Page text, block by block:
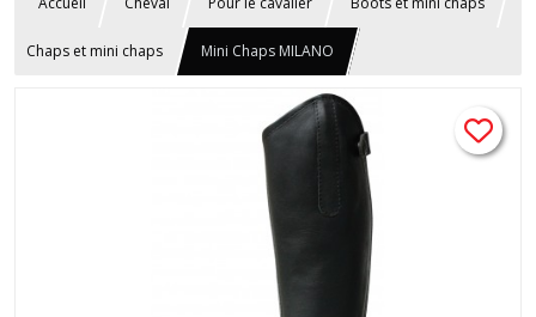
Chaps et mini chaps Mini Chaps MILANO